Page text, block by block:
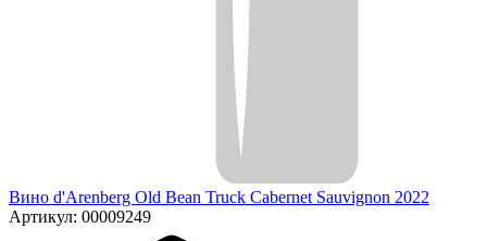
Вино d'Arenberg Old Bean Truck Cabernet Sauvignon 2022
Артикул: 00009249